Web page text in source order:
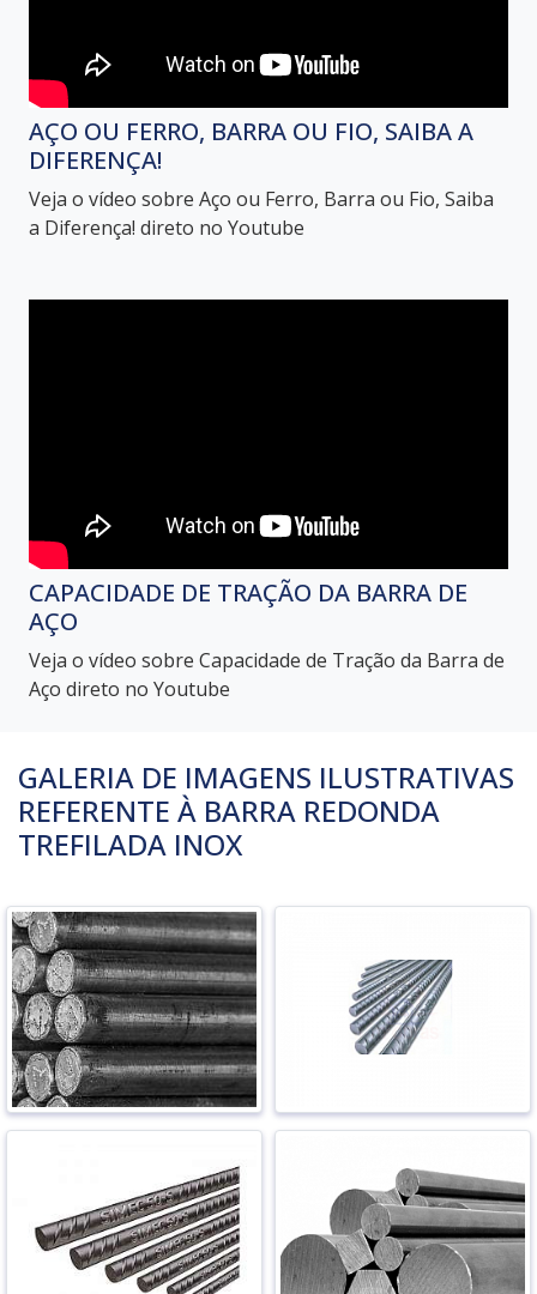
AÇO OU FERRO, BARRA OU FIO, SAIBA A
DIFERENÇA!
Veja o vídeo sobre Aço ou Ferro, Barra ou Fio, Saiba
a Diferença! direto no Youtube
CAPACIDADE DE TRAÇÃO DA BARRA DE
AÇO
Veja o vídeo sobre Capacidade de Tração da Barra de
Aço direto no Youtube
GALERIA DE IMAGENS ILUSTRATIVAS
REFERENTE À BARRA REDONDA
TREFILADA INOX